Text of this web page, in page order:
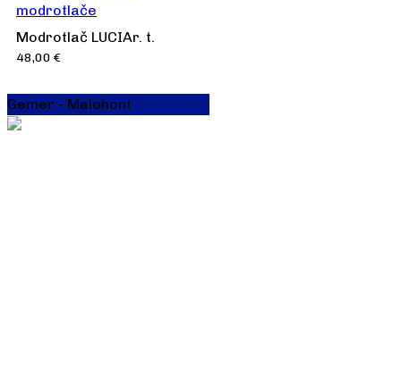
modrotlače
Modrotlač LUCIAr. t.
48,00 €
Gemer - Malohont